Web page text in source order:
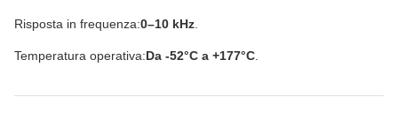
Risposta in frequenza:0–10 kHz
Temperatura operativa:Da -52°C a +177°C